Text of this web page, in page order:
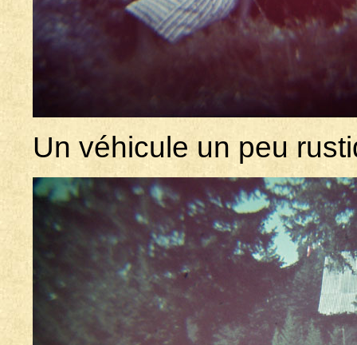
Un véhicule un peu